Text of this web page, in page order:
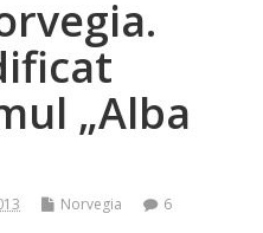
„Alba
Norvegia
6